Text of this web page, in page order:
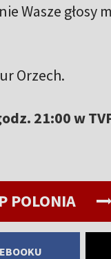
Wasze
Orzech.
21:00 w
POLONIA